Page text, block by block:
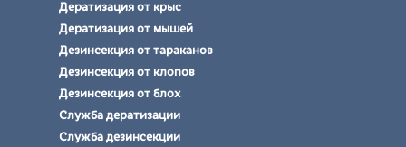
Дератизация от крыс
Дератизация от мышей
Дезинсекция от тараканов
Дезинсекция от клопов
Дезинсекция от блох
Служба дератизации
Служба дезинсекции